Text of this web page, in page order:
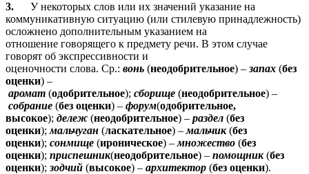
3. У некоторых слов или их значений указание на
коммуникативную ситуацию (или стилевую принадлежность)
осложнено дополнительным указанием на
отношение говорящего к предмету речи. В этом случае
говорят об экспрессивности и
оценочности слова. Ср.: вонь (неодобрительное) – запах (без
оценки) –
аромат (одобрительное); сборище (неодобрительное) –
собрание (без оценки) – форум(одобрительное,
высокое); дележ (неодобрительное) – раздел (без
оценки);мальчуган (ласкательное) –мальчик(без
оценки); сонмище (ироническое) –множество (без
оценки); приспешник(неодобрительное) – помощник(без
оценки); зодчий (высокое) – архитектор (без оценки).